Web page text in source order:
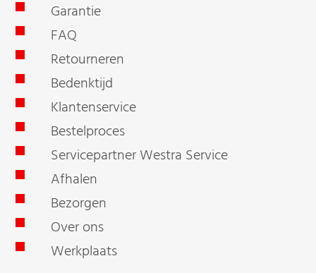
Garantie
FAQ
Retourneren
Bedenktijd
Klantenservice
Bestelproces
Servicepartner Westra Service
Afhalen
Bezorgen
Over ons
Werkplaats